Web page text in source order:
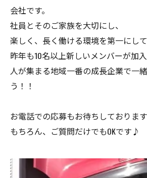
会社です。
社員とそのご家族を大切にし、
楽しく、長く働ける環境を第一にして
昨年も10名以上新しいメンバーが加
人が集まる地域一番の成長企業で一
う！！
お電話での応募もお待ちしております
もちろん、ご質問だけでもOKです♪